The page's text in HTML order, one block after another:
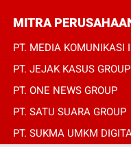
MITRA
PT. MEDIA KOMUNIKASI
PT. JEJAK KASUS GROUP
PT. ONE NEWS GROUP
PT. SATU SUARA GROUP
PT. SUKMA UMKM